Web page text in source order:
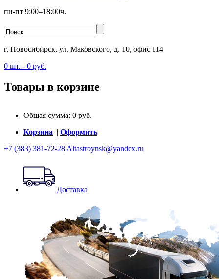
пн-пт 9:00–18:00ч.
г. Новосибирск, ул. Маковского, д. 10, офис 114
0 шт. - 0 руб.
Товары в корзине
Общая сумма: 0 руб.
Корзина | Оформить
+7 (383) 381-72-28 Altastroynsk@yandex.ru
Доставка